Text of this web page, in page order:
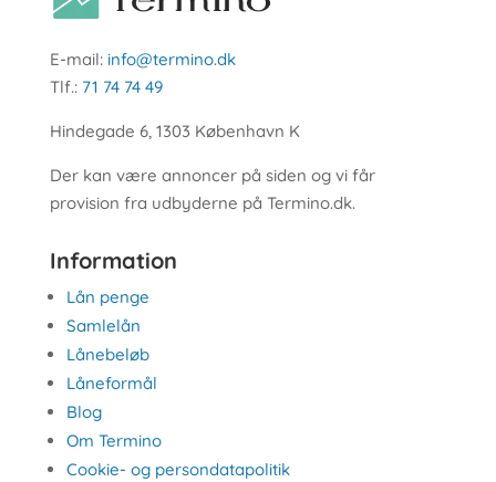
E-mail: info@termino.dk
Tlf.: 71 74 74 49
Hindegade 6, 1303 København K
Der kan være annoncer på siden og vi får
provision fra udbyderne på Termino.dk.
Information
Lån penge
Samlelån
Lånebeløb
Låneformål
Blog
Om Termino
Cookie- og persondatapolitik